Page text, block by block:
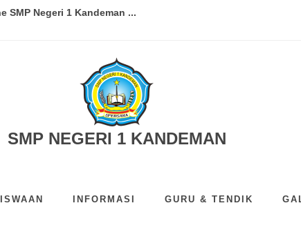
SMP Negeri 1 Kandeman ...
AJARAN 2026/2027...
LOMBA ILM TINGKAT KWAR...
Jalur Afirmasi PPDB T...
SMP NEGERI 1 KANDEMAN
INFORMASI GURU & TENDIK